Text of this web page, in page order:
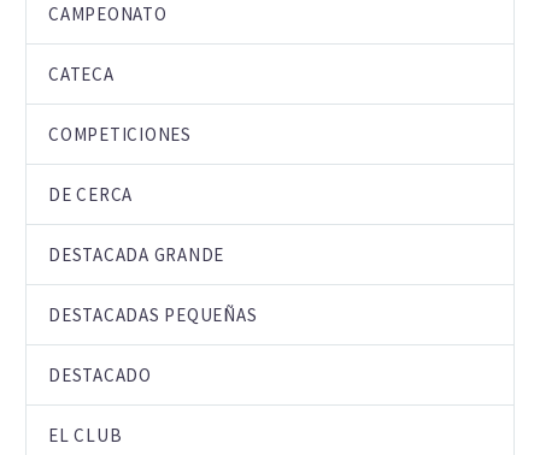
CAMPEONATO
CATECA
COMPETICIONES
DE CERCA
DESTACADA GRANDE
DESTACADAS PEQUEÑAS
DESTACADO
EL CLUB